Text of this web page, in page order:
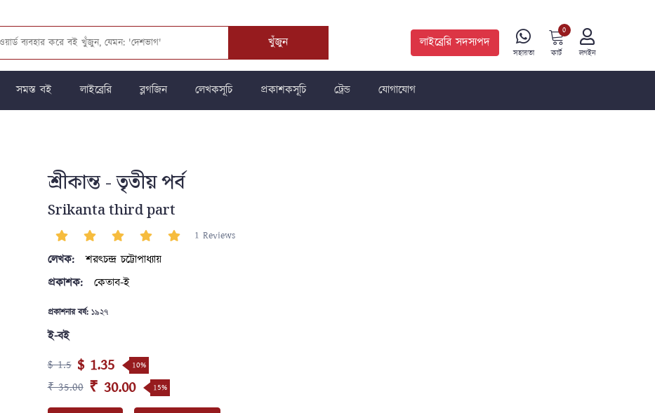
খুঁজুন লাইব্রেরি সদস্যপদ
সহায়তা কার্ট
0
লগইন
সমস্ত বই লাইব্রেরি ব্লগজিন লেখকসূচি প্রকাশকসূচি ট্রেন্ড যোগাযোগ
শ্রীকান্ত - তৃতীয় পর্ব
Srikanta third part
1 Reviews
লেখক:
শরৎচন্দ্র চট্টোপাধ্যায়
প্রকাশক:
কেতাব-ই
প্রকাশনার বর্ষ:১৯২৭
ই-বই
$ 1.5 $ 1.35 10%
₹ 35.00 ₹ 30.00 15%